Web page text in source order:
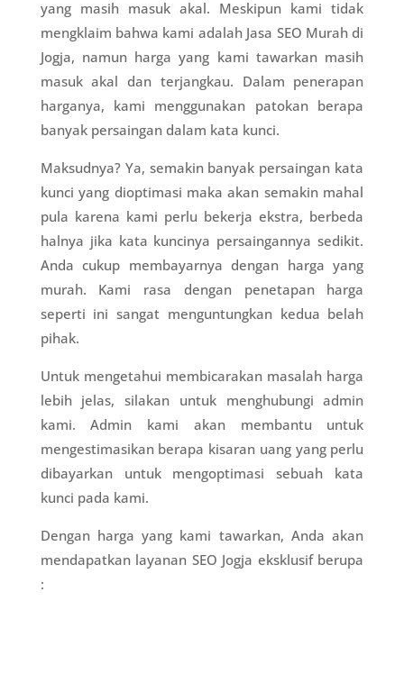
yang masih masuk akal. Meskipun kami tidak
mengklaim bahwa kami adalah Jasa SEO Murah di
Jogja, namun harga yang kami tawarkan masih
masuk akal dan terjangkau. Dalam penerapan
harganya, kami menggunakan patokan berapa
banyak persaingan dalam kata kunci.
Maksudnya? Ya, semakin banyak persaingan kata
kunci yang dioptimasi maka akan semakin mahal
pula karena kami perlu bekerja ekstra, berbeda
halnya jika kata kuncinya persaingannya sedikit.
Anda cukup membayarnya dengan harga yang
murah. Kami rasa dengan penetapan harga
seperti ini sangat menguntungkan kedua belah
pihak.
Untuk mengetahui membicarakan masalah harga
lebih jelas, silakan untuk menghubungi admin
kami. Admin kami akan membantu untuk
mengestimasikan berapa kisaran uang yang perlu
dibayarkan untuk mengoptimasi sebuah kata
kunci pada kami.
Dengan harga yang kami tawarkan, Anda akan
mendapatkan layanan SEO Jogja eksklusif berupa
: